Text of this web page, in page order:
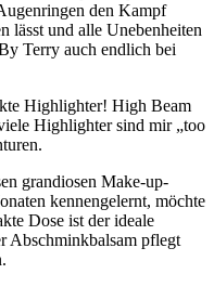
den Kampf
lässt und alle Unebenheiten
Terry auch endlich bei
Highlighter! High Beam
Highlighter sind mir „too
grandiosen Make-up-
kennengelernt, möchte
Dose ist der ideale
Abschminkbalsam pflegt